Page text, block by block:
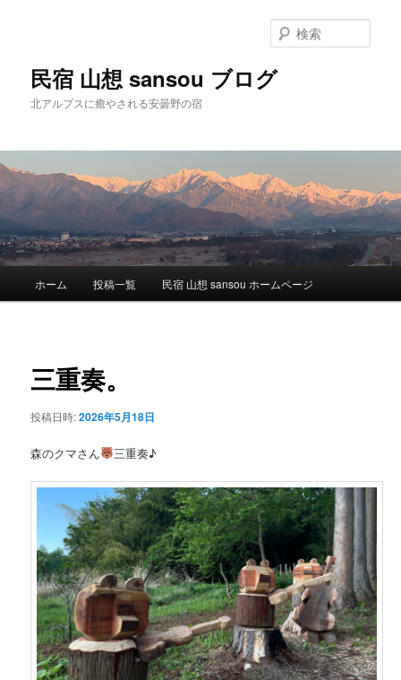
民宿 山想 sansou ブログ
北アルプスに癒やされる安曇野の宿
索
メ
テ
ツ
へ
移
動
ホーム 投稿一覧 民宿 山想 sansou ホームページ
三重奏。
投稿日時:2026年5月18日
森のクマさん 三重奏♪